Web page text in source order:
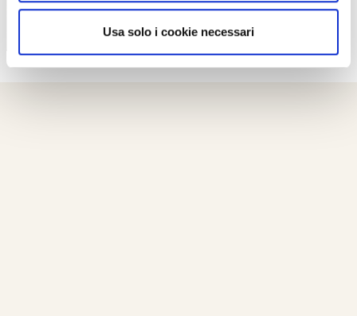
Usa solo i cookie necessari